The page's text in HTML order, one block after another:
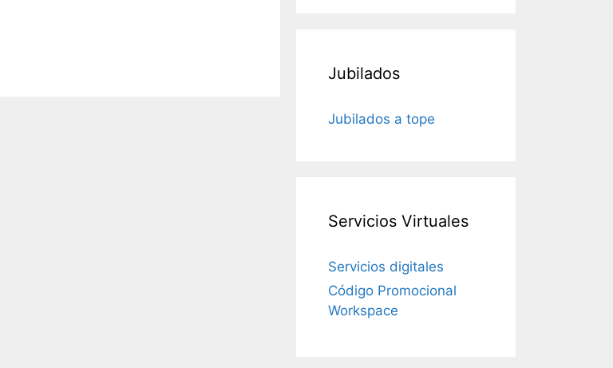
Jubilados
Jubilados a tope
Servicios Virtuales
Servicios digitales
Código Promocional
Workspace